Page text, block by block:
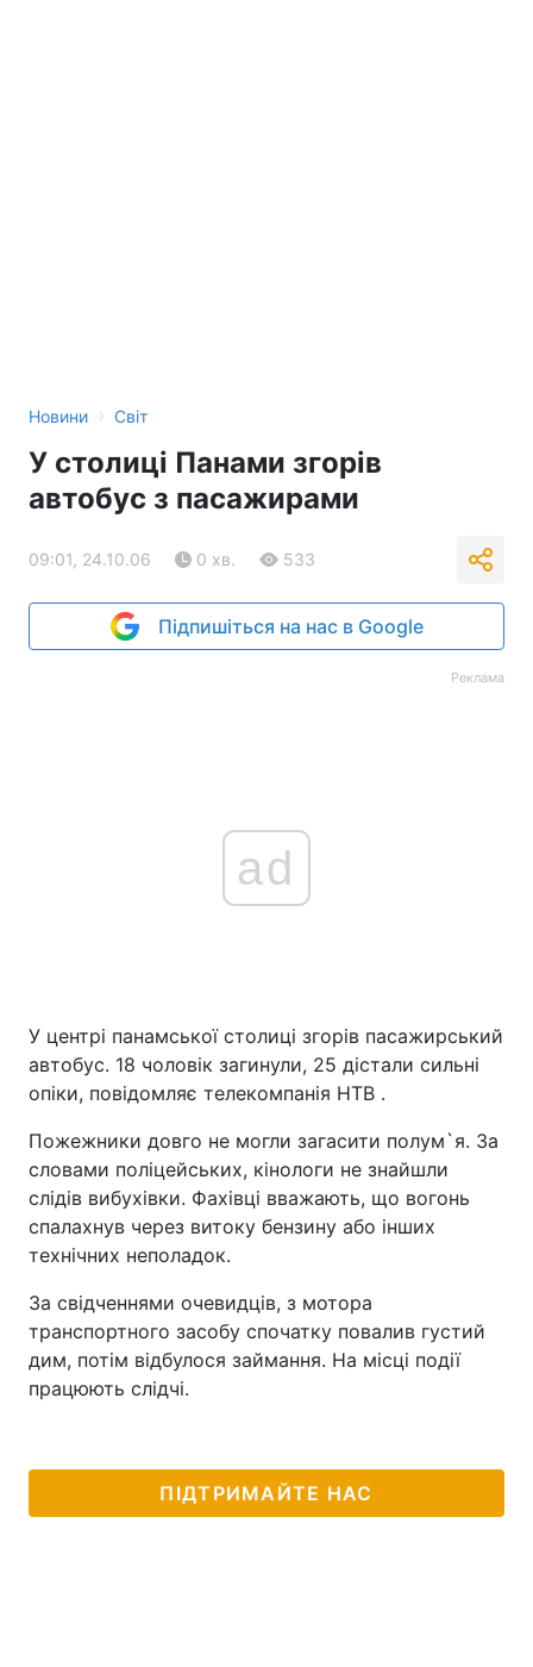
Новини › Світ
У столиці Панами згорів
автобус з пасажирами
09:01, 24.10.06 0 хв. 533
Підпишіться на нас в Google
Реклама
ad
У центрі панамської столиці згорів пасажирський
автобус. 18 чоловік загинули, 25 дістали сильні
опіки, повідомляє телекомпанія НТВ .
Пожежники довго не могли загасити полум`я. За
словами поліцейських, кінологи не знайшли
слідів вибухівки. Фахівці вважають, що вогонь
спалахнув через витоку бензину або інших
технічних неполадок.
За свідченнями очевидців, з мотора
транспортного засобу спочатку повалив густий
дим, потім відбулося займання. На місці події
працюють слідчі.
ПІДТРИМАЙТЕ НАС